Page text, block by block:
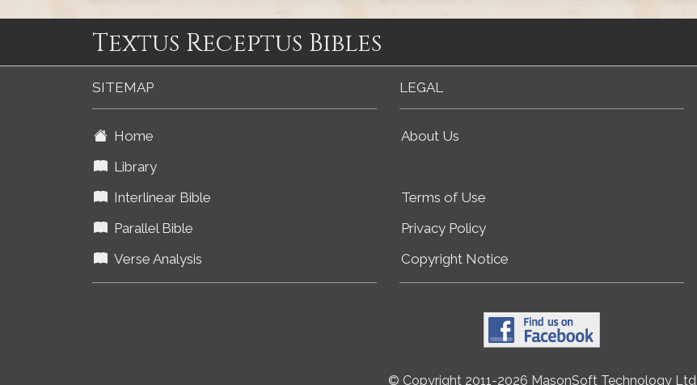
Textus Receptus Bibles
SITEMAP
Home
Library
Interlinear Bible
Parallel Bible
Verse Analysis
LEGAL
About Us
Terms of Use
Privacy Policy
Copyright Notice
© Copyright 2011-2026 MasonSoft Technology Ltd